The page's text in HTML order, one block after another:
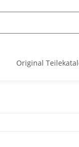
Original